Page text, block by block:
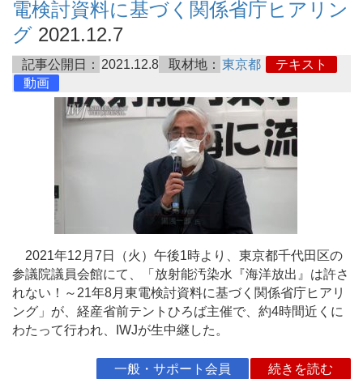
電検討資料に基づく関係省庁ヒアリン
グ 2021.12.7
記事公開日： 2021.12.8 取材地： 東京都
テキスト
動画
2021年12月7日（火）午後1時より、東京都千代田区の
参議院議員会館にて、「放射能汚染水『海洋放出』は許さ
れない！～21年8月東電検討資料に基づく関係省庁ヒアリ
ング」が、経産省前テントひろば主催で、約4時間近くに
わたって行われ、IWJが生中継した。
一般・サポート会員 続きを読む